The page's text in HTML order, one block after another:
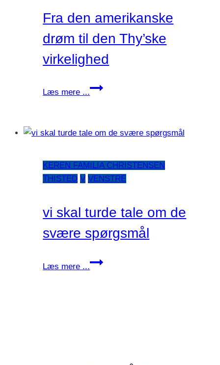
sammen
Fra den amerikanske
drøm til den Thy’ske
virkelighed
Læs mere ...
Fra
Thy’ske
virkelighed
KEREN FAMILIA CHRISTENSEN
THISTED V VENSTRE
vi skal turde tale om de
svære spørgsmål
Læs mere ...
vi